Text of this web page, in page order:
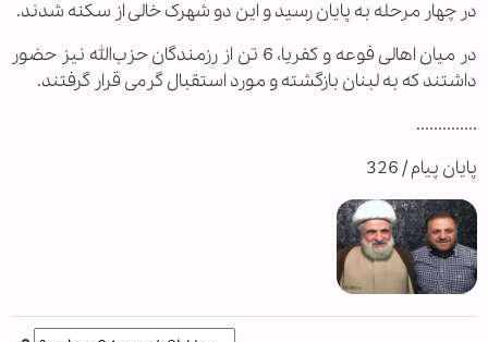
در چهار مرحله به پایان رسید و این دو شهرک خالی از سکنه شدند.
در میان اهالی فوعه و کفریا، 6 تن از رزمندگان حزب‌الله نیز حضور
داشتند که به لبنان بازگشته و مورد استقبال گرمی قرار گرفتند.
..............
پایان پیام / 326